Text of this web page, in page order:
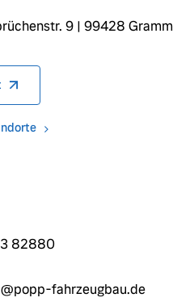
9 | 99428
82880
fahrzeugbau.de